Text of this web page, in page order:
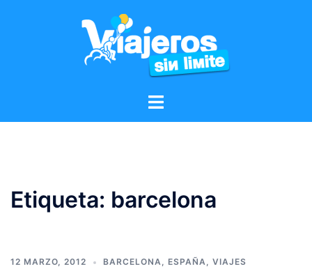
Etiqueta: barcelona
12 MARZO, 2012 BARCELONA, ESPAÑA, VIAJES